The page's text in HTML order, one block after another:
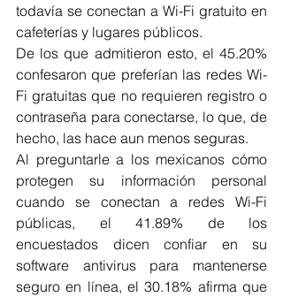
todavía se conectan a Wi-Fi gratuito en
cafeterías y lugares públicos.
De los que admitieron esto, el 45.20%
confesaron que preferían las redes Wi-
Fi gratuitas que no requieren registro o
contraseña para conectarse, lo que, de
hecho, las hace aun menos seguras.
Al preguntarle a los mexicanos cómo
protegen su información personal
cuando se conectan a redes Wi-Fi
públicas, el 41.89% de los
encuestados dicen confiar en su
software antivirus para mantenerse
seguro en línea, el 30.18% afirma que